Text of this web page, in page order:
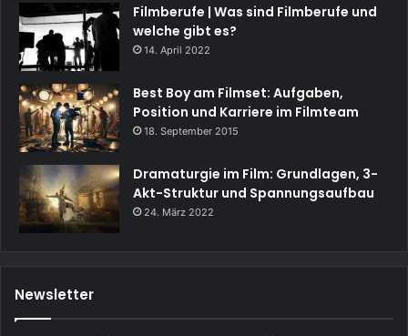
Filmberufe | Was sind Filmberufe und
welche gibt es?
14. April 2022
Best Boy am Filmset: Aufgaben,
Position und Karriere im Filmteam
18. September 2015
Dramaturgie im Film: Grundlagen, 3-
Akt-Struktur und Spannungsaufbau
24. März 2022
Newsletter